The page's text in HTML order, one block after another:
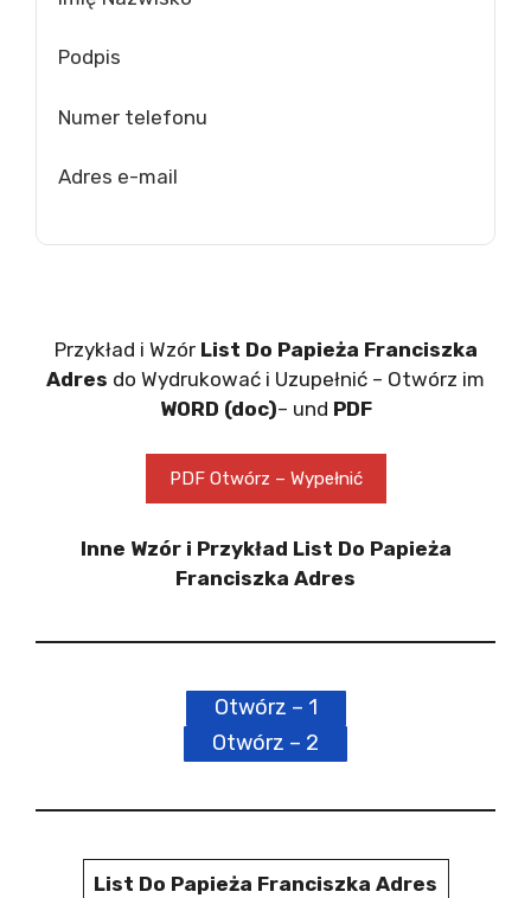
Podpis
Numer telefonu
Adres e-mail
Przykład i Wzór List Do Papieża Franciszka
Adres do Wydrukować i Uzupełnić – Otwórz im
WORD (doc)– und PDF
PDF Otwórz – Wypełnić
Inne Wzór i Przykład List Do Papieża
Franciszka Adres
Otwórz – 1
Otwórz – 2
List Do Papieża Franciszka Adres